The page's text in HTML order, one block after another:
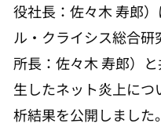
役社長：佐々木 寿郎
ル・クライシス総合研
所長：佐々木 寿郎）
生したネット炎上に
析結果を公開しました。